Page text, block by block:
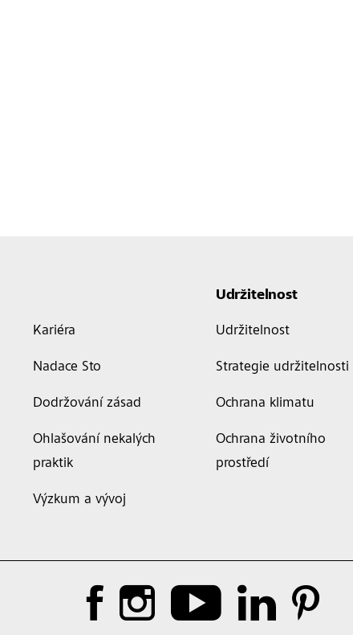
Kariéra
Nadace Sto
Dodržování zásad
Ohlašování nekalých
praktik
Výzkum a vývoj
Udržitelnost
Udržitelnost
Strategie udržitelnosti
Ochrana klimatu
Ochrana životního
prostředí